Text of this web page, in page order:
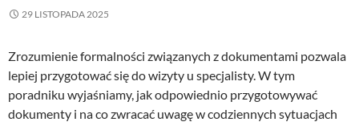
29 LISTOPADA 2025
Zrozumienie formalności związanych z dokumentami pozwala
lepiej przygotować się do wizyty u specjalisty. W tym
poradniku wyjaśniamy, jak odpowiednio przygotowywać
dokumenty i na co zwracać uwagę w codziennych sytuacjach